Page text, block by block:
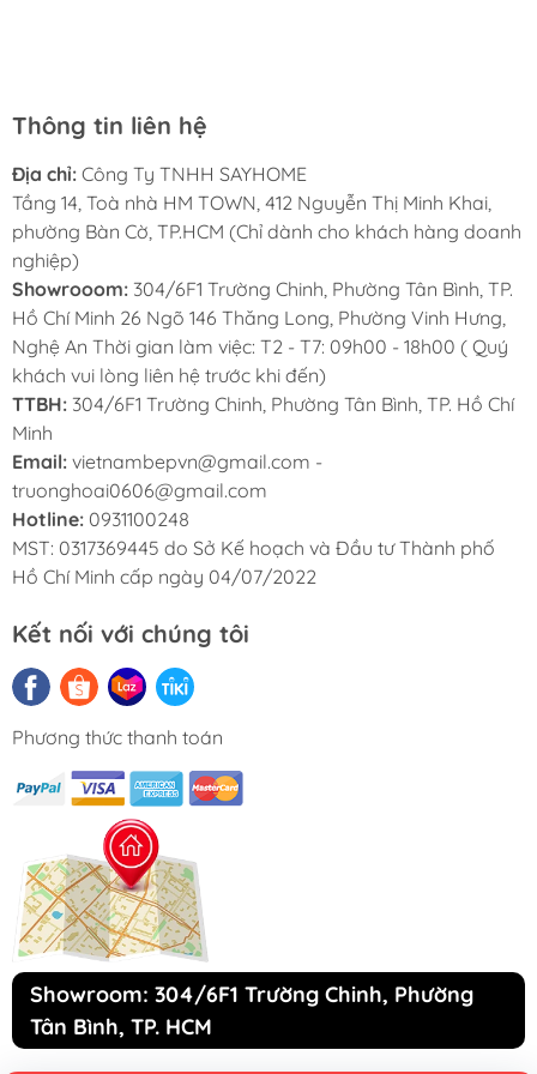
Thông tin liên hệ
Địa chỉ: Công Ty TNHH SAYHOME
Tầng 14, Toà nhà HM TOWN, 412 Nguyễn Thị Minh Khai,
phường Bàn Cờ, TP.HCM (Chỉ dành cho khách hàng doanh
nghiệp)
Showrooom: 304/6F1 Trường Chinh, Phường Tân Bình, TP.
Hồ Chí Minh 26 Ngõ 146 Thăng Long, Phường Vinh Hưng,
Nghệ An Thời gian làm việc: T2 - T7: 09h00 - 18h00 ( Quý
khách vui lòng liên hệ trước khi đến)
TTBH: 304/6F1 Trường Chinh, Phường Tân Bình, TP. Hồ Chí
Minh
Email: vietnambepvn@gmail.com -
truonghoai0606@gmail.com
Hotline: 0931100248
MST: 0317369445 do Sở Kế hoạch và Đầu tư Thành phố
Hồ Chí Minh cấp ngày 04/07/2022
Kết nối với chúng tôi
Phương thức thanh toán
Showroom: 304/6F1 Trường Chinh, Phường
Tân Bình, TP. HCM